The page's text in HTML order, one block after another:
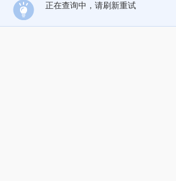
正在查询中，请刷新重试